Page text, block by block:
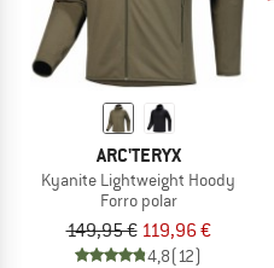
ARC'TERYX
Kyanite Lightweight Hoody
Forro polar
149,95 € 119,96 €
4,8(12)